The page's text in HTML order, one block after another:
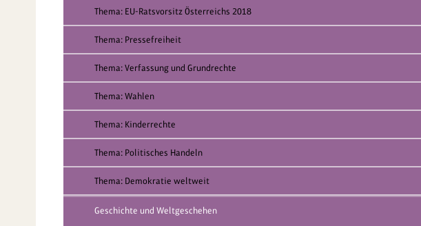
Thema: EU-Ratsvorsitz Österreichs 2018
Thema: Pressefreiheit
Thema: Verfassung und Grundrechte
Thema: Wahlen
Thema: Kinderrechte
Thema: Politisches Handeln
Thema: Demokratie weltweit
Geschichte und Weltgeschehen